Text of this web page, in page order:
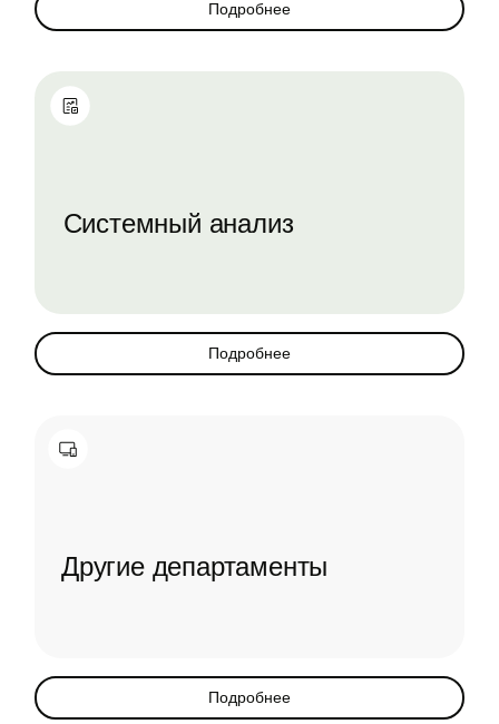
Подробнее
Системный анализ
Подробнее
Другие департаменты
Подробнее